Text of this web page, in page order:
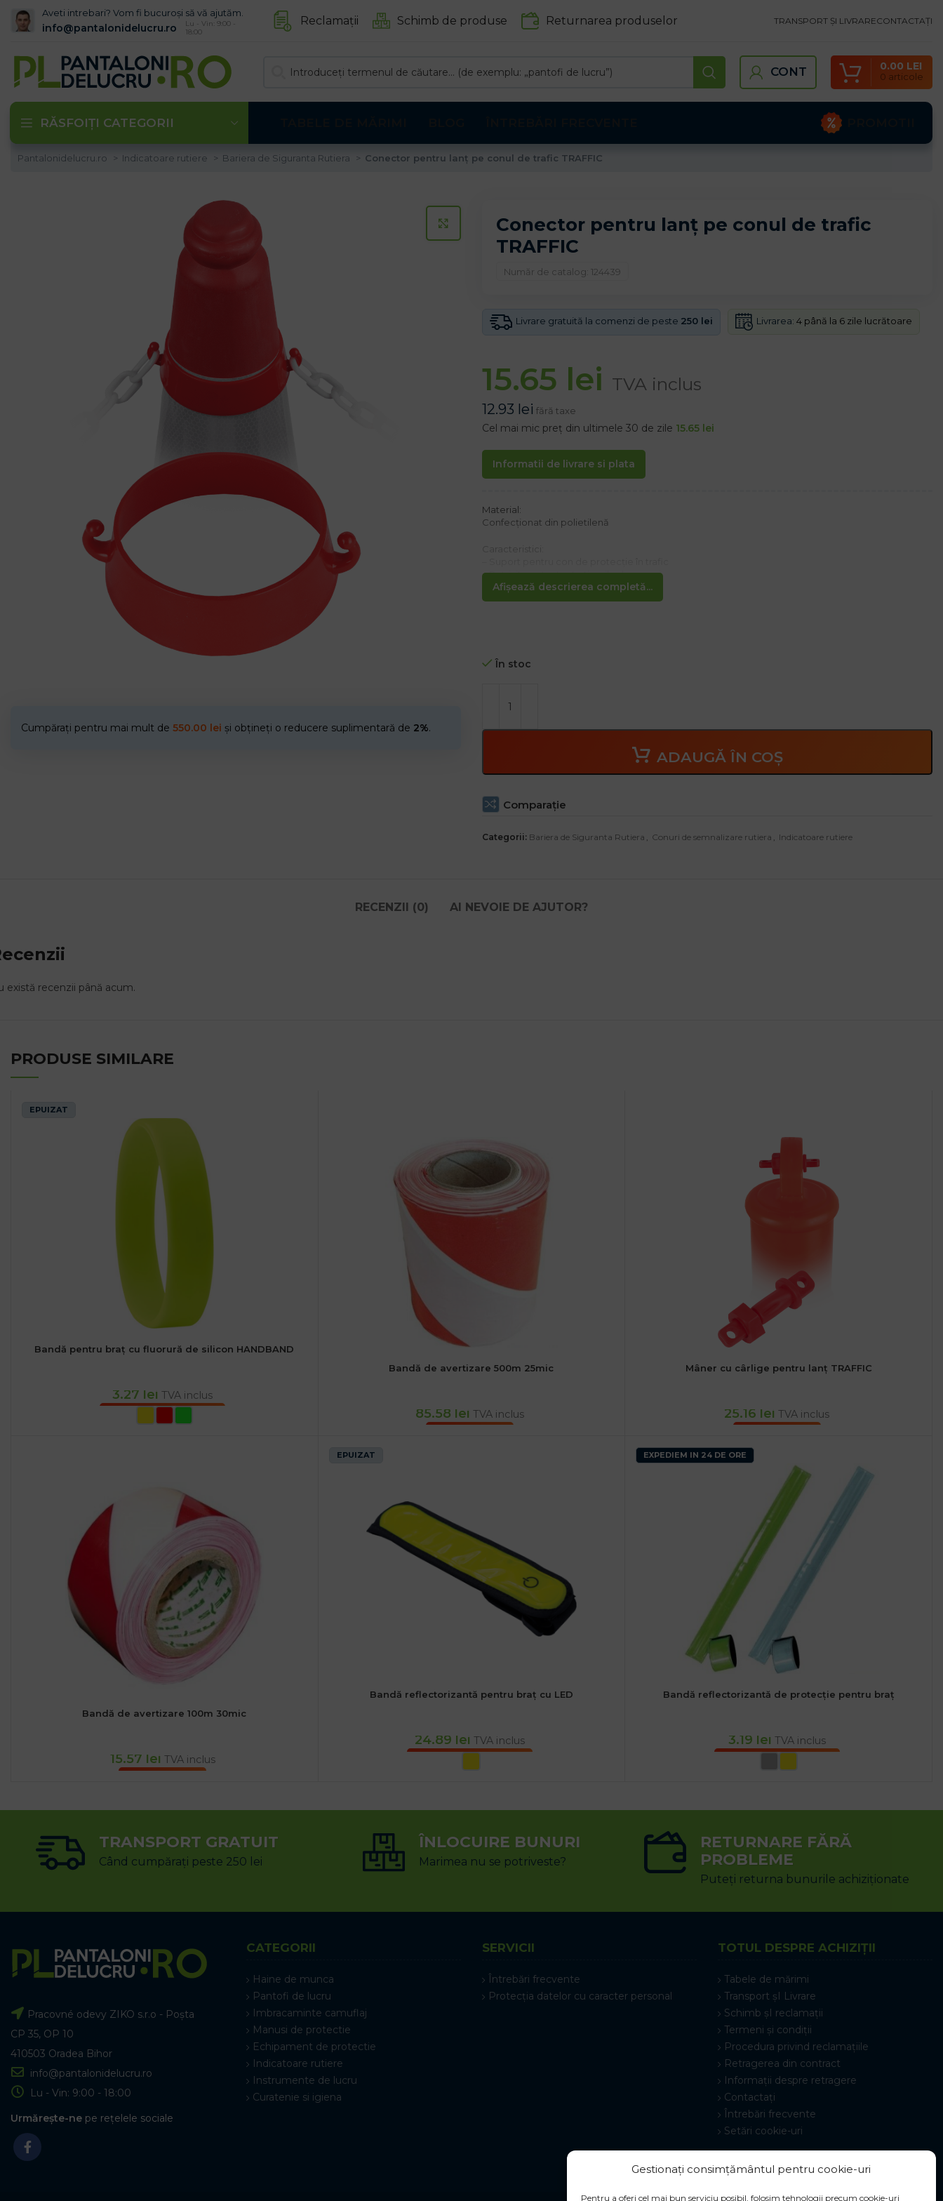
Gestionați consimțământul pentru cookie-uri
Pentru a oferi cel mai bun serviciu posibil, folosim tehnologii precum cookie-uri
Aveti intrebari? Vom fi bucuroși să vă ajutăm.
info@pantalonidelucru.ro
Lu - Vin: 9:00 -
18:00
Reclamații Schimb de produse Returnarea produselor TRANSPORT ȘI LIVRARECONTACTAȚI
CONT 0 articole
0.00 LEI
RĂSFOIȚI CATEGORII
Pantalonidelucru.ro Indicatoare rutiere Bariera de Siguranta Rutiera Conector pentru lanț pe conul de trafic TRAFFIC
CLICK PENTRU A MARI
Cumpărați pentru mai mult de 550.00 lei și obțineți o reducere suplimentară de 2%.
Conector pentru lanț pe conul de trafic
TRAFFIC
Număr de catalog: 124439
Livrare gratuită la comenzi de peste 250 lei Livrarea: 4 până la 6 zile lucrătoare
15.65 lei TVA inclus
12.93 lei fără taxe
Cel mai mic preț din ultimele 30 de zile 15.65 lei
Informatii de livrare si plata
Afișează descrierea completă...
Material:
Confecționat din polietilenă
– Potrivit pentru toate tipurile de conuri
– Are două cârlige de lanț
– Soluție practică pentru crearea unui gard SIMPLE și rapid
În stoc
ADAUGĂ ÎN COȘ
Comparaţie
Categorii: Bariera de Siguranta Rutiera , Conuri de semnalizare rutiera , Indicatoare rutiere
RECENZII (0) AI NEVOIE DE AJUTOR?
există recenzii până acum.
PRODUSE SIMILARE
EPUIZAT
Bandă pentru braț cu fluorură de silicon HANDBAND
3.27 lei TVA inclus
Bandă de avertizare 500m 25mic
85.58 lei TVA inclus
Mâner cu cârlige pentru lanț TRAFFIC
25.16 lei TVA inclus
Bandă de avertizare 100m 30mic
15.57 lei TVA inclus
EPUIZAT
Bandă reflectorizantă pentru braț cu LED
24.89 lei TVA inclus
EXPEDIEM IN 24 DE ORE
Bandă reflectorizantă de protecție pentru braț
3.19 lei TVA inclus
TRANSPORT GRATUIT
Când cumpărați peste 250 lei
ÎNLOCUIRE BUNURI
Marimea nu se potriveste?
RETURNARE FĂRĂ
PROBLEME
Puteți returna bunurile achiziționate
Pracovné odevy ZIKO s.r.o - Poșta
CP 35, OP 10
410503 Oradea Bihor
info@pantalonidelucru.ro
Lu - Vin: 9:00 - 18:00
Urmărește-ne pe rețelele sociale
CATEGORII
Haine de munca
Pantofi de lucru
Imbracaminte camuflaj
Manusi de protectie
Echipament de protectie
Indicatoare rutiere
Instrumente de lucru
Curatenie si igiena
SERVICII
Întrebări frecvente
Protecția datelor cu caracter personal
TOTUL DESPRE ACHIZIȚII
Tabele de mărimi
Transport șI Livrare
Schimb șI reclamații
Termeni și condiții
Procedura privind reclamațiile
Retragerea din contract
Informații despre retragere
Contactați
Întrebări frecvente
Setări cookie-uri